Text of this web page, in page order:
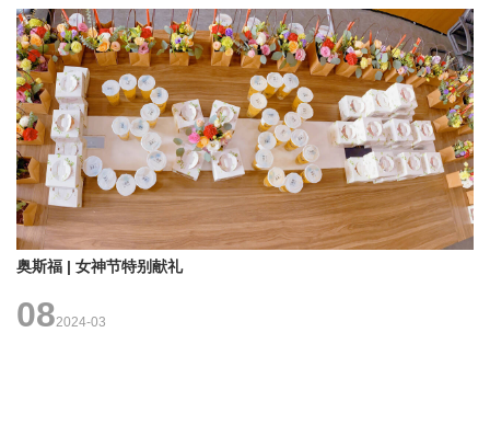
奥斯福 | 女神节特别献礼
082024-03